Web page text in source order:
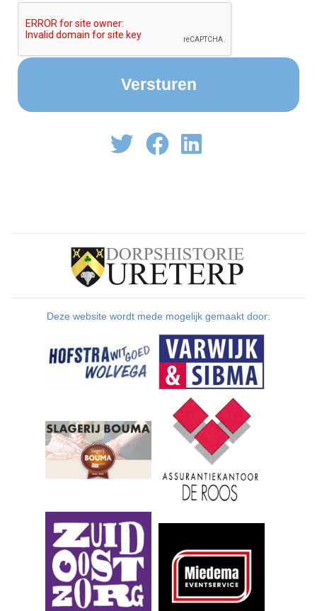
Deze website wordt mede mogelijk gemaakt door: